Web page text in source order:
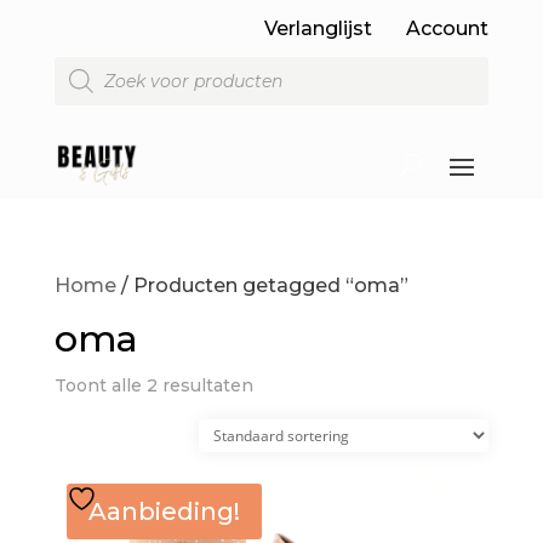
Verlanglijst
Account
Producten
zoeken
Home/ Producten getagged “oma”
oma
Toont alle 2 resultaten
Aanbieding!